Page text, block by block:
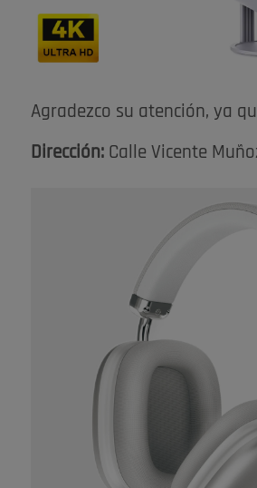
Agradezco su atención, ya
Dirección: Calle Vicente